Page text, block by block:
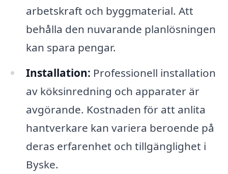
arbetskraft och byggmaterial. Att
behålla den nuvarande planlösningen
kan spara pengar.
Installation: Professionell installation
av köksinredning och apparater är
avgörande. Kostnaden för att anlita
hantverkare kan variera beroende på
deras erfarenhet och tillgänglighet i
Byske.